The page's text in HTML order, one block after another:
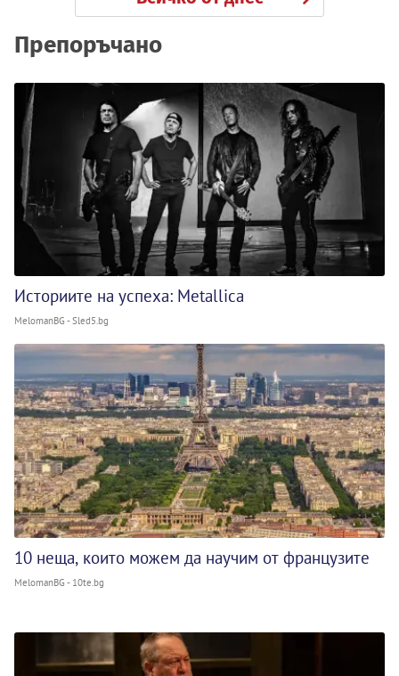
Препоръчано
Историите на успеха: Metallica
MelomanBG - Sled5.bg
10 неща, които можем да научим от французите
MelomanBG - 10te.bg